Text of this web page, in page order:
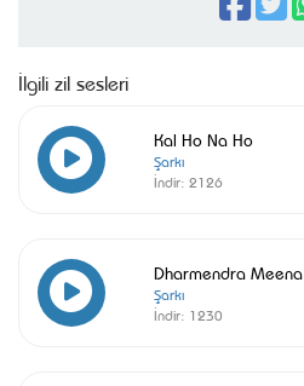
İlgili zil sesleri
Kal Ho Na Ho
Şarkı
İndir: 2126
Dharmendra Meena
Şarkı
İndir: 1230